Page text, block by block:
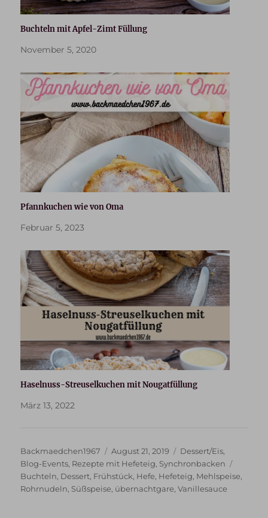
Buchteln mit Apfel-Zimt Füllung
November 5, 2020
Pfannkuchen wie von Oma
Februar 5, 2023
Haselnuss-Streuselkuchen mit Nougatfüllung
März 13, 2022
Autor
Backmaedchen1967
Veröffentlicht
am
August 21, 2019 Kategorien
Dessert/Eis,
Blog-Events, Rezepte mit Hefeteig, Synchronbacken
Buchteln, Dessert, Frühstück, Hefe, Hefeteig, Mehlspeise,
Rohrnudeln, Süßspeise, übernachtgare,Vanillesauce